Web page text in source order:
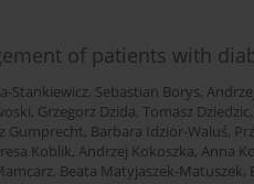
of patients with
Stankiewicz, Sebastian Borys,
, Grzegorz Dzida, Tomasz Dziedzic,
Gumprecht, Barbara Idzior-Waluś,
Koblik, Andrzej Kokoszka, Anna
, Beata Matyjaszek-Matuszek,